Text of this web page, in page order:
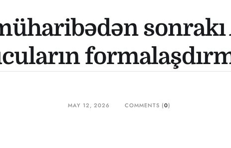
MAY 12, 2026 COMMENTS (0)